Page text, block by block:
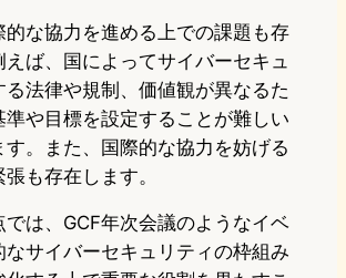
的な協力を進める上での課題も存
ば、国によってサイバーセキュ
る法律や規制、価値観が異なるた
準や目標を設定することが難しい
。また、国際的な協力を妨げる
も存在します。
は、GCF年次会議のようなイベ
なサイバーセキュリティの枠組み